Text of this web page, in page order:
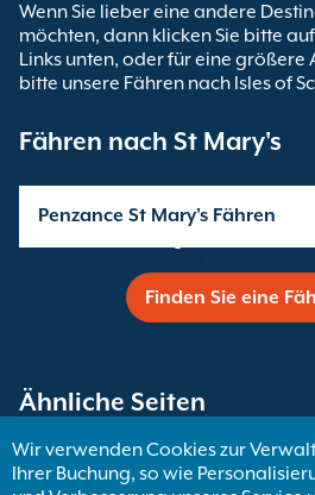
Wenn Sie lieber eine andere
möchten, dann klicken Sie bitte
Links unten, oder für eine größere
bitte unsere Fähren nach Isles of
Fähren nach St Mary's
Penzance St Mary's Fähren
Finden Sie eine
Ähnliche Seiten
Fähren nach Isles of Scilly
Wir verwenden Cookies zur
Ihrer Buchung, so wie